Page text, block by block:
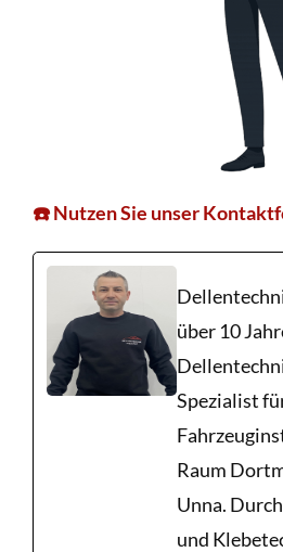
☎️ Nutzen Sie unser
über 10
Spezialist
Raum
Unna.
und